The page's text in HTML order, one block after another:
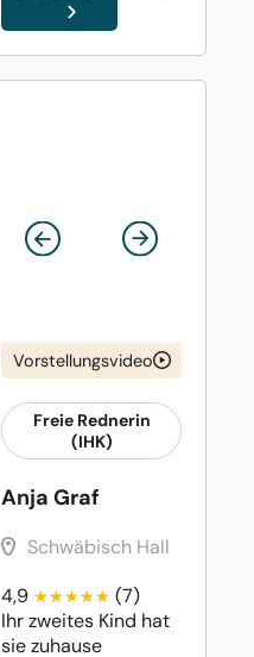
Vorstellungsvideo
Freie Rednerin
(IHK)
Anja Graf
Schwäbisch Hall
4,9
(7)
Ihr zweites Kind hat
sie zuhause